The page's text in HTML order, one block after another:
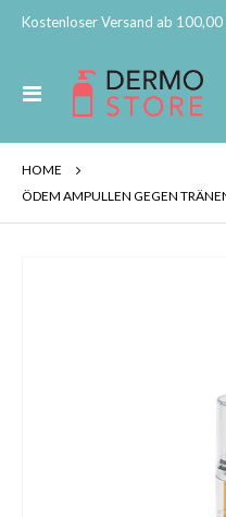
Kostenloser Versand ab 100,00
Navigation
umschalten
HOME
ÖDEM AMPULLEN GEGEN